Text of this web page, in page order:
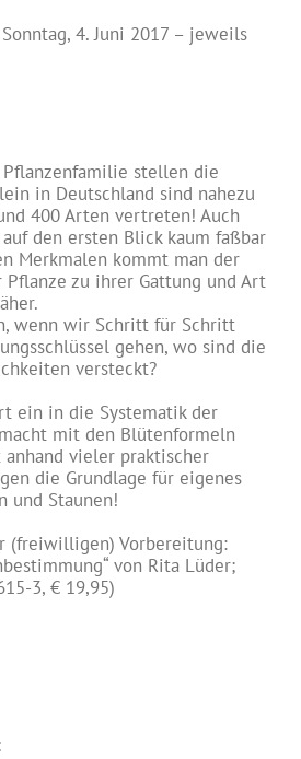
4. Juni 2017 – jeweils
stellen die
in Deutschland sind nahezu
400 Arten vertreten! Auch
den ersten Blick kaum faßbar
Merkmalen kommt man der
zu ihrer Gattung und Art
wenn wir Schritt für Schritt
gehen, wo sind die
versteckt?
ein in die Systematik der
mit den Blütenformeln
vieler praktischer
die Grundlage für eigenes
und Staunen!
(freiwilligen) Vorbereitung:
von Rita Lüder;
3, € 19,95)